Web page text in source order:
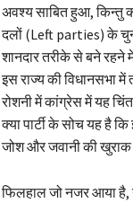
अवश्य साबित हुआ, किन्तु
दलों (Left parties) के
शानदार तरीके से बने रहने
इस राज्य की विधानसभा
रोशनी में कांग्रेस में यह
क्या पार्टी के सोच यह है
जोश और जवानी की खुराक
फिलहाल जो नजर आया है,